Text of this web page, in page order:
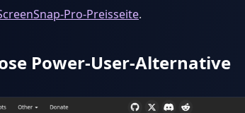
Pro-Preisseite.
Power-User-Alternative